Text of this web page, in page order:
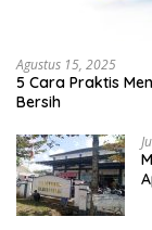
Agustus 15, 2025
5 Cara Praktis
Bersih